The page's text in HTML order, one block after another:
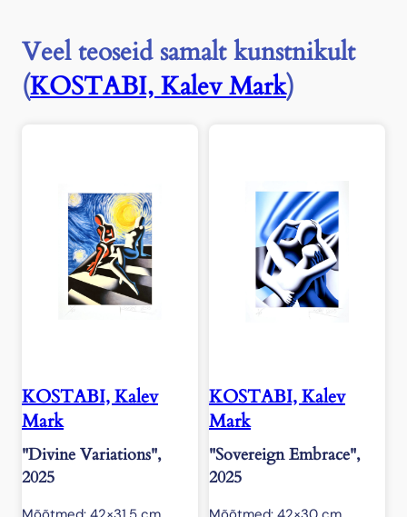
Veel teoseid samalt kunstnikult
(KOSTABI, Kalev Mark)
KOSTABI, Kalev
Mark
"Divine Variations",
2025
KOSTABI, Kalev
Mark
"Sovereign Embrace",
2025